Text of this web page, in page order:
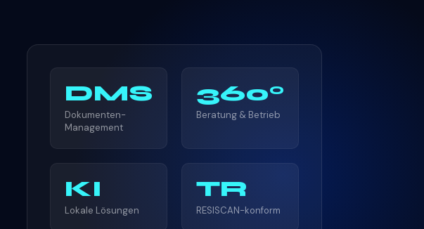
DMS
Dokumenten-
Management
360°
Beratung & Betrieb
KI
Lokale Lösungen
TR
RESISCAN-konform